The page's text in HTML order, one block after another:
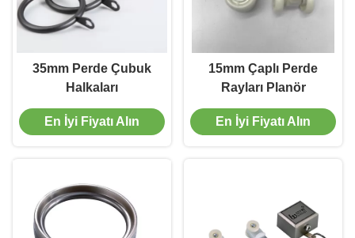
35mm Perde Çubuk
Halkaları
En İyi Fiyatı Alın
15mm Çaplı Perde
Rayları Planör
En İyi Fiyatı Alın